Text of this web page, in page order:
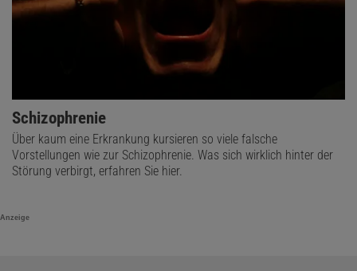
Schizophrenie
Über kaum eine Erkrankung kursieren so viele falsche
Vorstellungen wie zur Schizophrenie. Was sich wirklich hinter der
Störung verbirgt, erfahren Sie hier.
Anzeige